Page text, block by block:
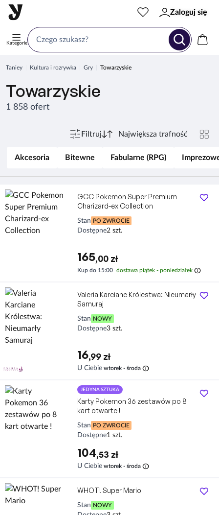
Kategorie
Zaloguj się
Taniey Kultura i rozrywka Gry Towarzyskie
Towarzyskie
1 858 ofert
Filtruj
Akcesoria Bitewne Fabularne (RPG)
GCC Pokemon Super Premium
Charizard-ex Collection
Stan PO ZWROCIE
Dostępne2 szt.
165,00 zł
Kup do 15:00 dostawa piątek - poniedziałek info
Valeria Karciane Królestwa: Nieumarły
Samuraj
Stan NOWY
Dostępne3 szt.
16,99 zł
U Ciebie wtorek - środa info
JEDYNA SZTUKA
Karty Pokemon 36 zestawów po 8
kart otwarte !
Stan PO ZWROCIE
Dostępne1 szt.
104,53 zł
U Ciebie wtorek - środa info
WHOT! Super Mario
Stan NOWY